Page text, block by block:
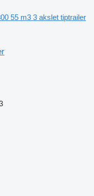
55 m3 3 akslet tiptrailer